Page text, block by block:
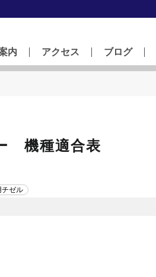
内 アクセス ブログ
機種適合表
チゼル